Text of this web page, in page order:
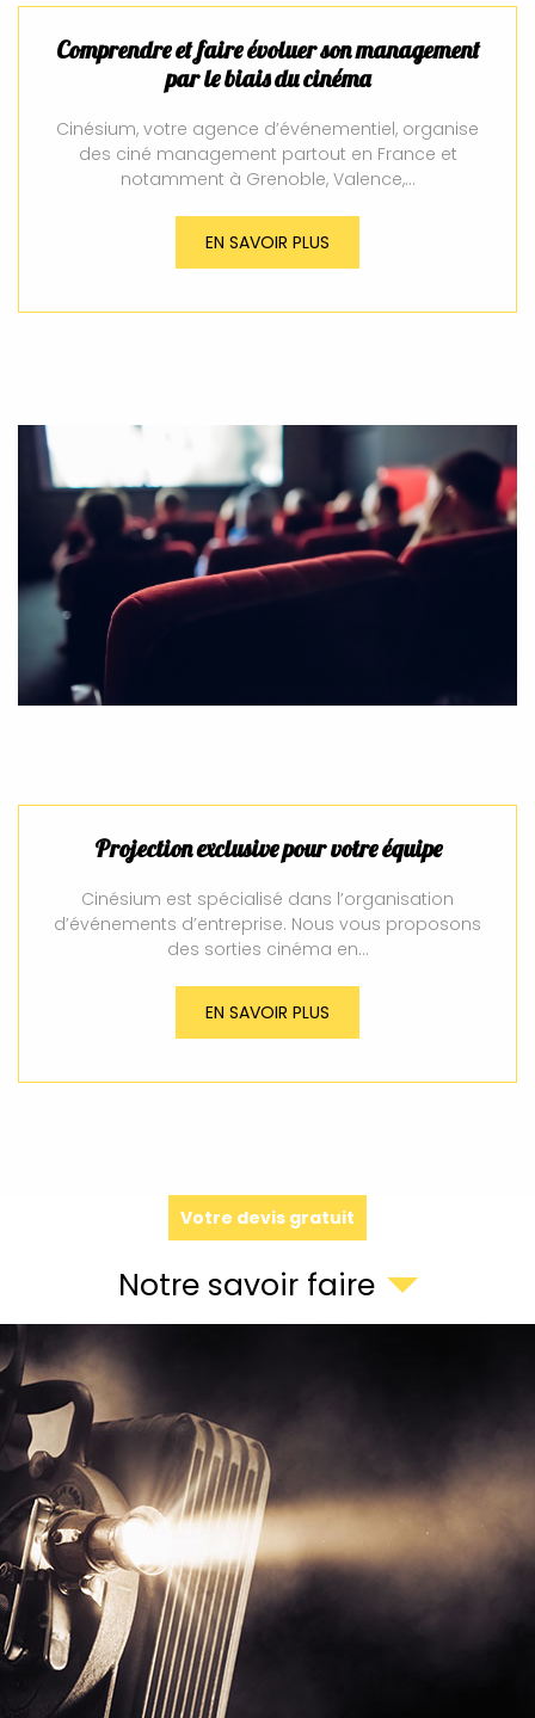
Comprendre et faire évoluer son management
par le biais du cinéma
Cinésium, votre agence d’événementiel, organise
des ciné management partout en France et
notamment à Grenoble, Valence,…
EN SAVOIR PLUS
Projection exclusive pour votre équipe
Cinésium est spécialisé dans l’organisation
d’événements d’entreprise. Nous vous proposons
des sorties cinéma en…
EN SAVOIR PLUS
Votre devis gratuit
Notre savoir faire